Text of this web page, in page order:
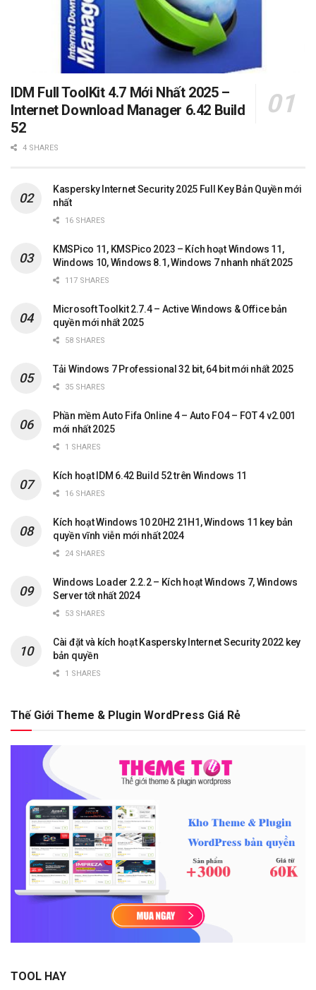
IDM Full ToolKit 4.7 Mới Nhất 2025 –
Internet Download Manager 6.42 Build
52
4 SHARES
Kaspersky Internet Security 2025 Full Key Bản Quyền mới
nhất
16 SHARES
KMSPico 11, KMSPico 2023 – Kích hoạt Windows 11,
Windows 10, Windows 8.1, Windows 7 nhanh nhất 2025
117 SHARES
Microsoft Toolkit 2.7.4 – Active Windows & Office bản
quyền mới nhất 2025
58 SHARES
Tải Windows 7 Professional 32 bit, 64 bit mới nhất 2025
35 SHARES
Phần mềm Auto Fifa Online 4 – Auto FO4 – FOT 4 v2.001
mới nhất 2025
1 SHARES
Kích hoạt IDM 6.42 Build 52 trên Windows 11
16 SHARES
Kích hoạt Windows 10 20H2 21H1, Windows 11 key bản
quyền vĩnh viễn mới nhất 2024
24 SHARES
Windows Loader 2.2.2 – Kích hoạt Windows 7, Windows
Server tốt nhất 2024
53 SHARES
Cài đặt và kích hoạt Kaspersky Internet Security 2022 key
bản quyền
1 SHARES
Thế Giới Theme & Plugin WordPress Giá Rẻ
TOOL HAY